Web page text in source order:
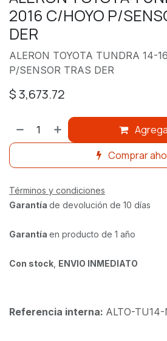
2016 C/HOYO P/
DER
ALERON TOYOTA TUNDRA 14-
P/SENSOR TRAS DER
$3,673.72
Comprar
Términos y condiciones
Garantía de devolución de 10 días
Garantía en producto de 1 año
Con stock ENVIO INMEDIATO
Referencia interna: ALTO-TU14-